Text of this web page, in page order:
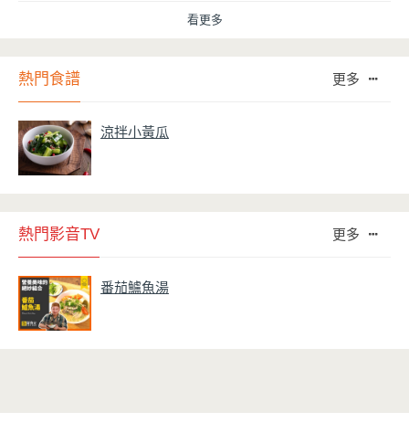
看更多
熱門食譜 更多
涼拌小黃瓜
熱門影音TV 更多
番茄鱸魚湯